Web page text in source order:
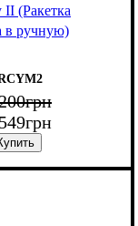
II (Ракетка
в ручную)
грн
грн